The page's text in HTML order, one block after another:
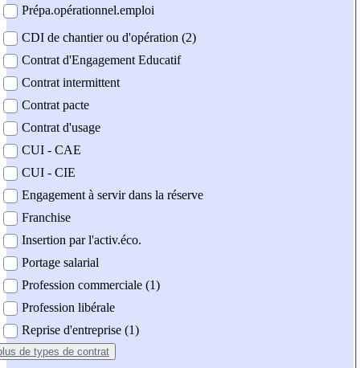
Prépa.opérationnel.emploi
CDI de chantier ou d'opération (2)
Contrat d'Engagement Educatif
Contrat intermittent
Contrat pacte
Contrat d'usage
CUI - CAE
CUI - CIE
Engagement à servir dans la réserve
Franchise
Insertion par l'activ.éco.
Portage salarial
Profession commerciale (1)
Profession libérale
Reprise d'entreprise (1)
de types de contrat